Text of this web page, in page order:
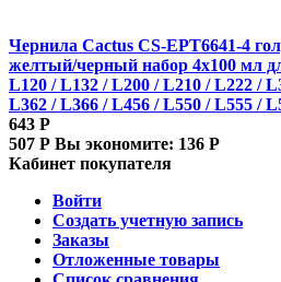
Чернила Cactus CS-EPT6641-4
желтый/черный набор 4x100 мл
L120 / L132 / L200 / L210 / L222 /
L362 / L366 / L456 / L550 / L555 /
643 Р
507 Р Вы экономите: 136 Р
Кабинет покупателя
Войти
Создать учетную запись
Заказы
Отложенные товары